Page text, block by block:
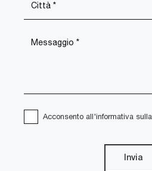
Acconsento all'informativa sulla
Invia